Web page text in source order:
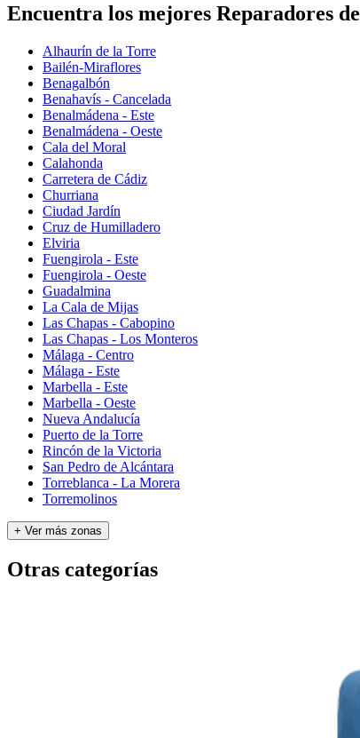
Encuentra los mejores Reparadores
Alhaurín de la Torre
Bailén-Miraflores
Benagalbón
Benahavís - Cancelada
Benalmádena - Este
Benalmádena - Oeste
Cala del Moral
Calahonda
Carretera de Cádiz
Churriana
Ciudad Jardín
Cruz de Humilladero
Elviria
Fuengirola - Este
Fuengirola - Oeste
Guadalmina
La Cala de Mijas
Las Chapas - Cabopino
Las Chapas - Los Monteros
Málaga - Centro
Málaga - Este
Marbella - Este
Marbella - Oeste
Nueva Andalucía
Puerto de la Torre
Rincón de la Victoria
San Pedro de Alcántara
Torreblanca - La Morera
Torremolinos
+ Ver más zonas
Otras categorías